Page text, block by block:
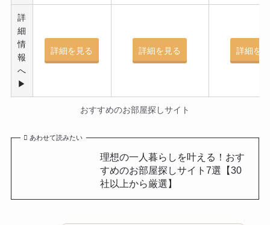
詳
細
情
報
へ
▶︎
詳細を見る 詳細を見る 詳細を
おすすめのお部屋探しサイト
あわせて読みたい
理想の一人暮らしを叶える！おす
すめのお部屋探しサイト7選【30
社以上から厳選】